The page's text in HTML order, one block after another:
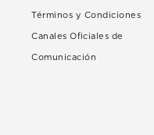
Términos y Condiciones
Canales Oficiales de
Comunicación